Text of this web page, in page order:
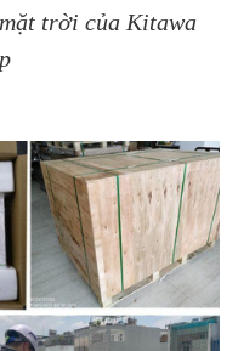
trời của Kitawa